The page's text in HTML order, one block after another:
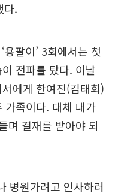
다.
팔이’ 3회에서는 첫
전파를 탔다. 이날
에게 한여진(김태희)
가족이다. 대체 내가
며 결재를 받아야 되
병원가려고 인사하러